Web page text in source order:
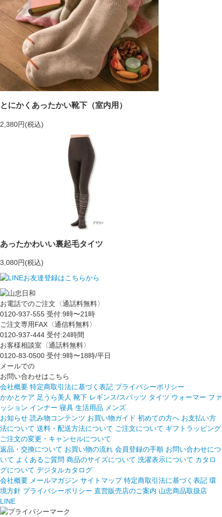
とにかくあったかい靴下（室内用）
2,380円(税込)
あったかわいい裏起毛タイツ
3,080円(税込)
お電話でのご注文〈通話料無料〉
0120-937-555 受付:9時〜21時
ご注文専用FAX〈通信料無料〉
0120-937-444 受付:24時間
お客様相談室〈通話料無料〉
0120-83-0500 受付:9時〜18時/平日
メールでの
お問い合わせはこちら
会社概要 特定商取引法に基づく表記 プライバシーポリシー
かかとケア 足うら美人 靴下 レギンス/スパッツ タイツ ウォーマー ファ
ッション インナー 寝具 生活用品 メンズ
お知らせ 読み物コンテンツ お買い物ガイド 初めての方へ お支払い方
法について 送料・配送方法について ご注文について ギフトラッピング
ご注文の変更・キャンセルについて
返品・交換について お買い物の流れ 会員登録の手順 お問い合わせにつ
いて よくあるご質問 商品のサイズについて 洗濯表示について カタロ
グについて デジタルカタログ
会社概要 メールマガジン サイトマップ 特定商取引法に基づく表記 環
境方針 プライバシーポリシー 直営販売店のご案内 山忠商品取扱店
LINE